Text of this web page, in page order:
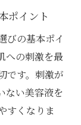
液の選択
見極め方
すべきポ
成分を最
ポイント
びの基本ポイ
への刺激を最
です。刺激が
ない美容液を
すくなりま